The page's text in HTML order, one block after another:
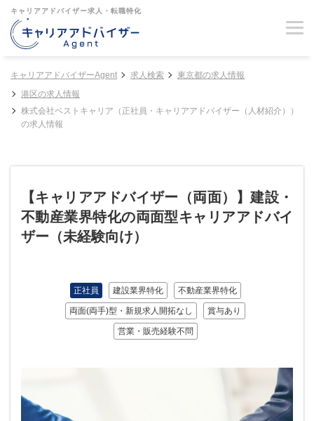
キャリアアドバイザー求人・転職特化
キャリアアドバイザーAgent 求人検索
東京都の求人情報
港区の求人情報
株式会社ベストキャリア（正社員・キャリアアドバイザー（人材紹介））
の求人情報
【キャリアアドバイザー（両面）】建設・
不動産業界特化の両面型キャリアアドバイ
ザー（未経験向け）
正社員 建設業界特化 不動産業界特化
両面(両手)型・新規求人開拓なし 賞与あり
営業・販売経験不問